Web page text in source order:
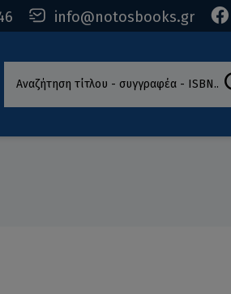
info@notosbooks.gr
Αναζήτηση τίτλου - συγγραφέα - ISBN